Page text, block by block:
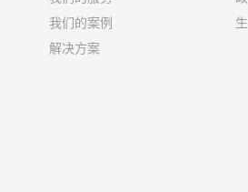
我们的案例
解决方案